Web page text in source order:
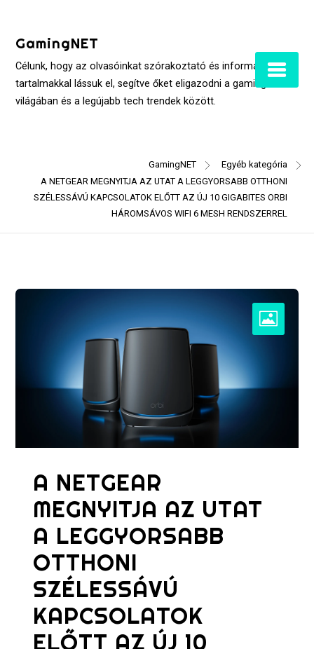
contentGamingNET
Célunk, hogy az olvasóinkat szórakoztató és informatív
tartalmakkal lássuk el, segítve őket eligazodni a gaming
világában és a legújabb tech trendek között.
GamingNET
Egyéb kategória
A NETGEAR MEGNYITJA AZ UTAT A LEGGYORSABB OTTHONI
SZÉLESSÁVÚ KAPCSOLATOK ELŐTT AZ ÚJ 10 GIGABITES ORBI
HÁROMSÁVOS WIFI 6 MESH RENDSZERREL
A NETGEAR
MEGNYITJA AZ UTAT
A LEGGYORSABB
OTTHONI
SZÉLESSÁVÚ
KAPCSOLATOK
ELŐTT AZ ÚJ 10